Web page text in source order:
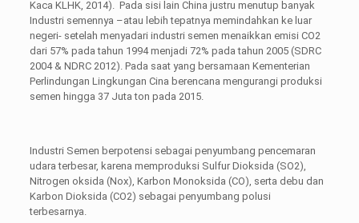
Kaca KLHK, 2014). Pada sisi lain China justru menutup banyak
Industri semennya –atau lebih tepatnya memindahkan ke luar
negeri- setelah menyadari industri semen menaikkan emisi CO2
dari 57% pada tahun 1994 menjadi 72% pada tahun 2005 (SDRC
2004 & NDRC 2012). Pada saat yang bersamaan Kementerian
Perlindungan Lingkungan Cina berencana mengurangi produksi
semen hingga 37 Juta ton pada 2015.
Industri Semen berpotensi sebagai penyumbang pencemaran
udara terbesar, karena memproduksi Sulfur Dioksida (SO2),
Nitrogen oksida (Nox), Karbon Monoksida (CO), serta debu dan
Karbon Dioksida (CO2) sebagai penyumbang polusi
terbesarnya.